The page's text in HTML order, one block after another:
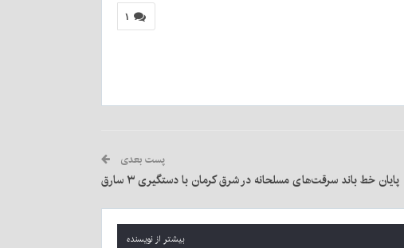
۱
پست بعدی
پایان خط باند سرقت‌های مسلحانه در شرق کرمان با دستگیری ۳ سارق
بیشتر از نویسنده